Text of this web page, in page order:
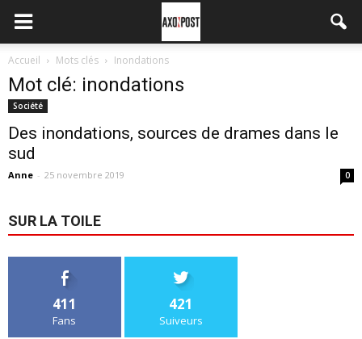
Accueil Mots clés Inondations
Mot clé: inondations
Société
Des inondations, sources de drames dans le
sud
Anne - 25 novembre 2019 0
SUR LA TOILE
411
Fans
421
Suiveurs